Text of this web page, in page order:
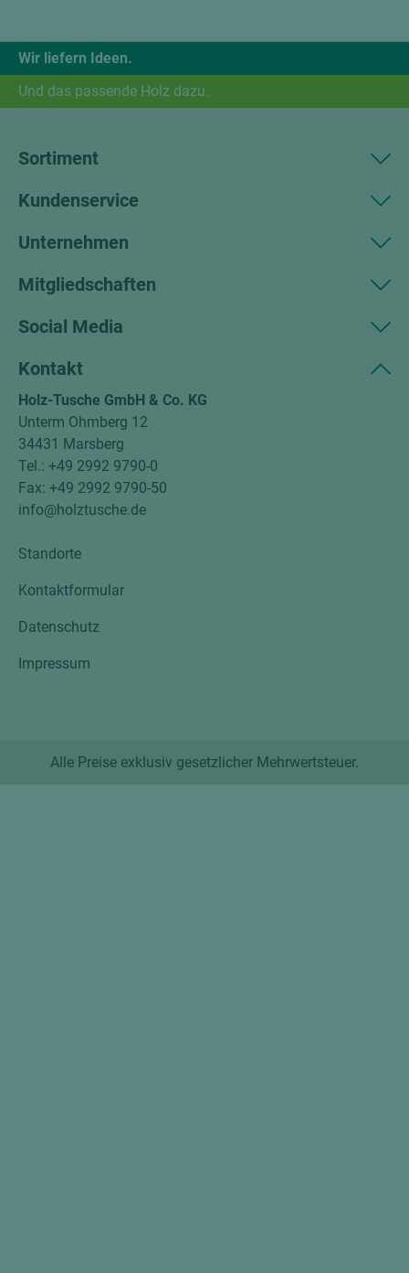
Wir liefern Ideen.
Und das passende Holz dazu.
Sortiment
Kundenservice
Unternehmen
Mitgliedschaften
Social Media
Kontakt
Holz-Tusche GmbH & Co. KG
Unterm Ohmberg 12
34431 Marsberg
Tel.: +49 2992 9790-0
Fax: +49 2992 9790-50
info@holztusche.de
Standorte
Kontaktformular
Datenschutz
Impressum
Alle Preise exklusiv gesetzlicher Mehrwertsteuer.